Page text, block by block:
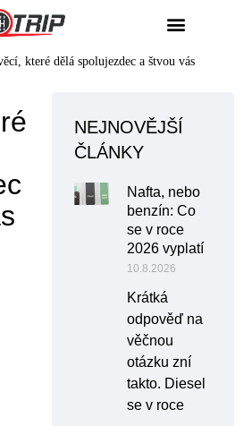
které dělá spolujezdec a štvou vás
NEJNOVĚJŠÍ
ČLÁNKY
Nafta, nebo
benzín: Co
se v roce
2026 vyplatí
10.8.2026
Krátká
odpověď na
věčnou
otázku zní
takto. Diesel
se v roce